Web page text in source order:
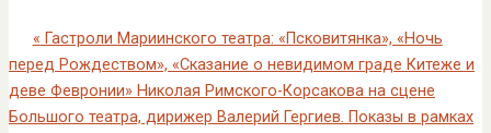
« Гастроли Мариинского театра: «Псковитянка», «Ночь
перед Рождеством», «Сказание о невидимом граде Китеже и
деве Февронии» Николая Римского-Корсакова на сцене
Большого театра, дирижер Валерий Гергиев. Показы в рамках